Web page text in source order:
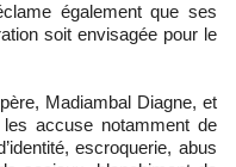
également que ses
soit envisagée pour le
Madiambal Diagne, et
accuse notamment de
escroquerie, abus